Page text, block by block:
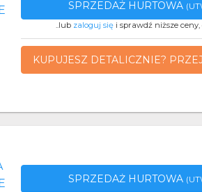
SPRZEDAŻ HURTOWA
..lub zaloguj sięi sprawdź niższe
KUPUJESZ DETALICZNIE?
SPRZEDAŻ HURTOWA